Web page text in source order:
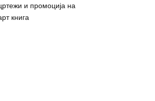
и промоција на
книга